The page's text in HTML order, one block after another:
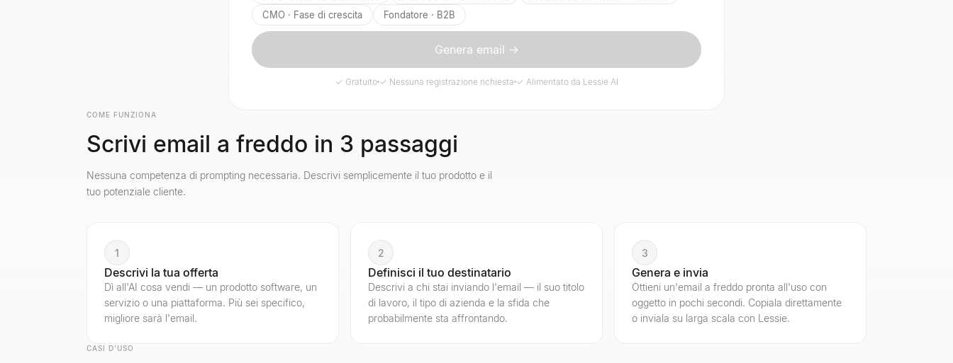
CMO · Fase di crescita
Fondatore · B2B
Genera email →
✓ Gratuito ✓ Nessuna registrazione richiesta ✓ Alimentato da Lessie AI
COME FUNZIONA
Scrivi email a freddo in 3 passaggi
Nessuna competenza di prompting necessaria. Descrivi semplicemente il tuo prodotto e il
tuo potenziale cliente.
1
Descrivi la tua offerta
Dì all'AI cosa vendi — un prodotto software, un
servizio o una piattaforma. Più sei specifico,
migliore sarà l'email.
2
Definisci il tuo destinatario
Descrivi a chi stai inviando l'email — il suo titolo
di lavoro, il tipo di azienda e la sfida che
probabilmente sta affrontando.
3
Genera e invia
Ottieni un'email a freddo pronta all'uso con
oggetto in pochi secondi. Copiala direttamente
o inviala su larga scala con Lessie.
CASI D'USO